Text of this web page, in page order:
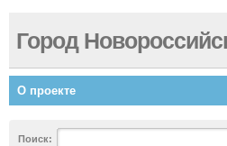
Город
О проекте
Поиск: